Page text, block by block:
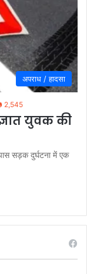
अपराध / हादसा
2,545
युवक की
पास सड़क दुर्घटना में एक